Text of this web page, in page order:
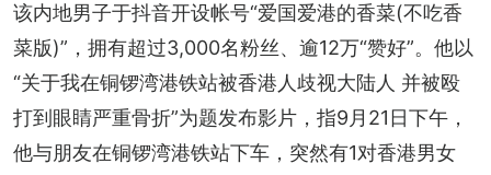
该内地男子于抖音开设帐号“爱国爱港的香菜(不吃香
菜版)”，拥有超过3,000名粉丝、逾12万“赞好”。他以
“关于我在铜锣湾港铁站被香港人歧视大陆人 并被殴
打到眼睛严重骨折”为题发布影片，指9月21日下午，
他与朋友在铜锣湾港铁站下车，突然有1对香港男女